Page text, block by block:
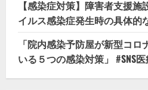
【感染症対策】障害者支援
イルス感染症発生時の具体的
「院内感染予防屋が新型コ
いる５つの感染対策」 #SNS医